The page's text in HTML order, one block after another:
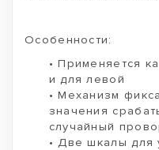
Особенности:
• Применяется
и для левой
• Механизм
значения
случайный
• Две шкалы для